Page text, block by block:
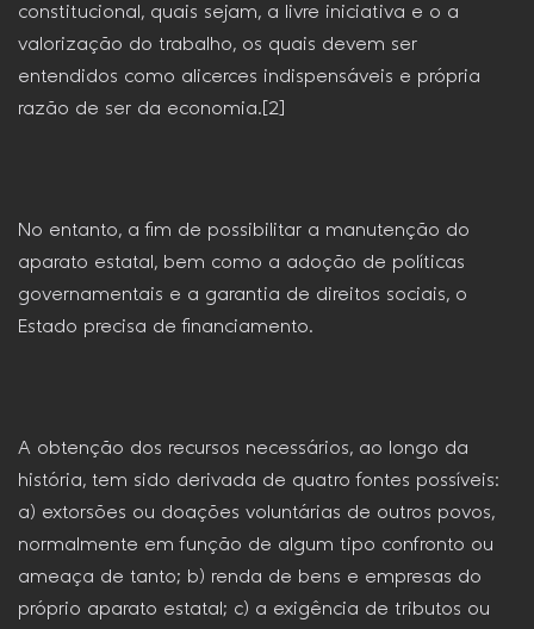
constitucional, quais sejam, a livre iniciativa e o a
valorização do trabalho, os quais devem ser
entendidos como alicerces indispensáveis e própria
razão de ser da economia.[2]
No entanto, a fim de possibilitar a manutenção do
aparato estatal, bem como a adoção de políticas
governamentais e a garantia de direitos sociais, o
Estado precisa de financiamento.
A obtenção dos recursos necessários, ao longo da
história, tem sido derivada de quatro fontes possíveis:
a) extorsões ou doações voluntárias de outros povos,
normalmente em função de algum tipo confronto ou
ameaça de tanto; b) renda de bens e empresas do
próprio aparato estatal; c) a exigência de tributos ou